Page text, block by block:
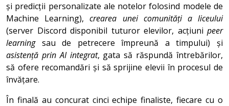
și predicții personalizate ale notelor folosind modele de
Machine Learning),crearea unei comunități a liceului
(server Discord disponibil tuturor elevilor, acțiuni peer
learningsau de petrecere împreună a timpului) și
asistență prin AI integrat, gata să răspundă întrebărilor,
să ofere recomandări și să sprijine elevii în procesul de
învățare.
În finală au concurat cinci echipe finaliste, fiecare cu o